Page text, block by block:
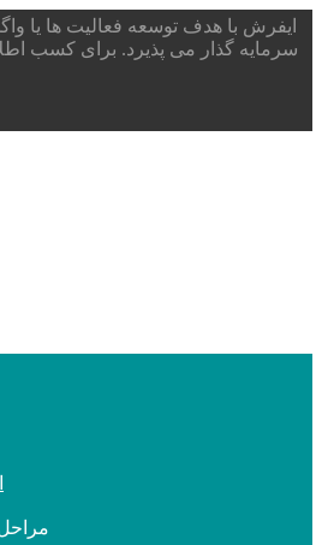
ایفرش با هدف توسعه فعالیت ها یا
سرمایه گذار می پذیرد. برای کسب